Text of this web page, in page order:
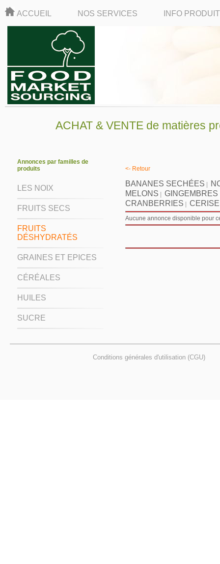
ACCUEIL NOS SERVICES INFO
ACHAT & VENTE de matières
Annonces par familles de
produits
LES NOIX
FRUITS SECS
FRUITS
DÉSHYDRATÉS
GRAINES ET EPICES
CÉRÉALES
HUILES
SUCRE
<- Retour
BANANES SECHÉES
MELONS
GINGEMBRES
CRANBERRIES
Aucune annonce disponible pour
Conditions générales d'utilisation (CGU)